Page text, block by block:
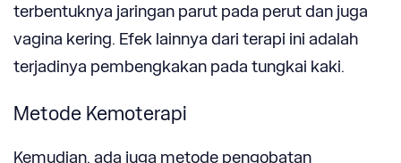
terbentuknya jaringan parut pada perut dan juga
vagina kering. Efek lainnya dari terapi ini adalah
terjadinya pembengkakan pada tungkai kaki.
Metode Kemoterapi
Kemudian, ada juga metode pengobatan